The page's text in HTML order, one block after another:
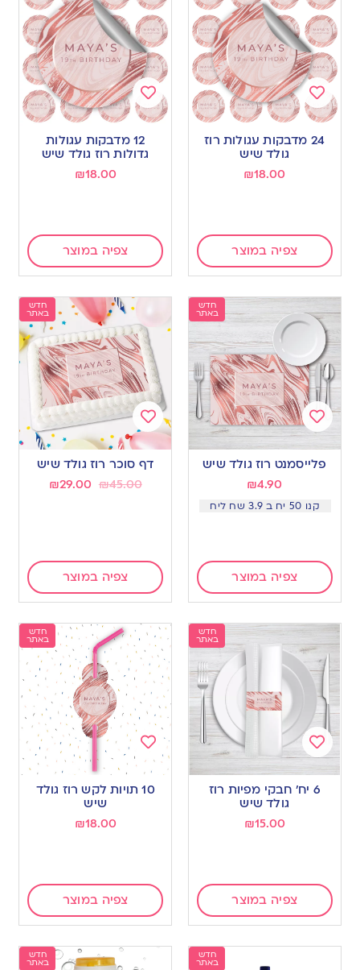
Add
to
wishlist
24 מדבקות עגולות רוז
גולד שיש
₪18.00
צפיה במוצר
Add
wishlist
12 מדבקות עגולות
גדולות רוז גולד שיש
₪18.00
צפיה במוצר
חדש
באתר
Add
to
wishlist
פלייסמנט רוז גולד שיש
₪4.90
קנו 50 יח ב 3.9 שח ליח
צפיה במוצר
חדש
באתר
Add
to
wishlist
דף סוכר רוז גולד שיש
₪45.00
₪29.00
צפיה במוצר
חדש
באתר
Add
wishlist
6 יח’ חבקי מפיות רוז
גולד שיש
₪15.00
צפיה במוצר
חדש
באתר
Add
to 10 תויות לקש רוז גולד
שיש
₪18.00
צפיה במוצר
חדש
באתר
חדש
באתר